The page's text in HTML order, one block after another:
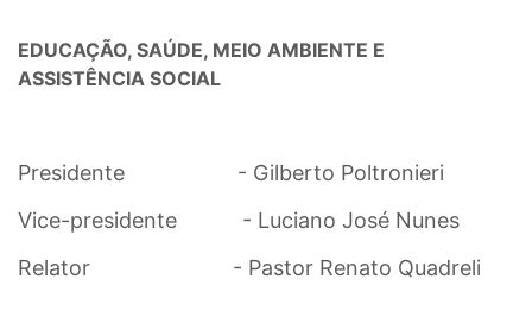
EDUCAÇÃO, SAÚDE, MEIO AMBIENTE E
ASSISTÊNCIA SOCIAL
Presidente - Gilberto Poltronieri
Vice-presidente - Luciano José Nunes
Relator - Pastor Renato Quadreli